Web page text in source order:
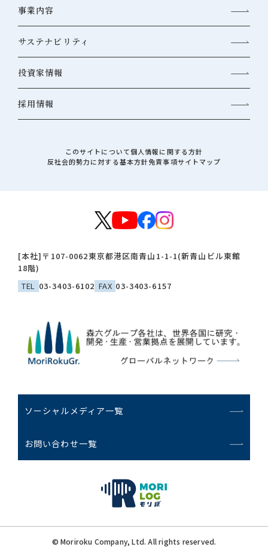
[本社] 〒107-0062東京都港区南青山1-1-1(新青山ビル東館
18階)
TEL 03-3403-6102 FAX 03-3403-6157
ソーシャルメディア一覧
お問い合わせ一覧
事業内容
サステナビリティ
投資家情報
採用情報
このサイトについて個人情報に関する方針
反社会的勢力に対する基本方針免責事項サイトマップ
© Moriroku Company, Ltd. All rights reserved.